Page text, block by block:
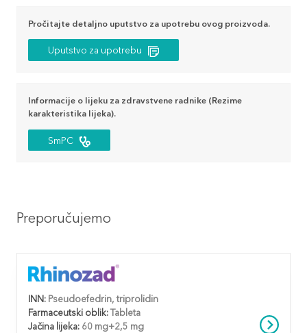
Pročitajte detaljno uputstvo za upotrebu ovog proizvoda.
Uputstvo za upotrebu
Informacije o lijeku za zdravstvene radnike (Rezime
karakteristika lijeka).
SmPC
Preporučujemo
INN: Pseudoefedrin, triprolidin
Farmaceutski oblik:
Tableta
Jačina lijeka: 60 mg+2,5 mg